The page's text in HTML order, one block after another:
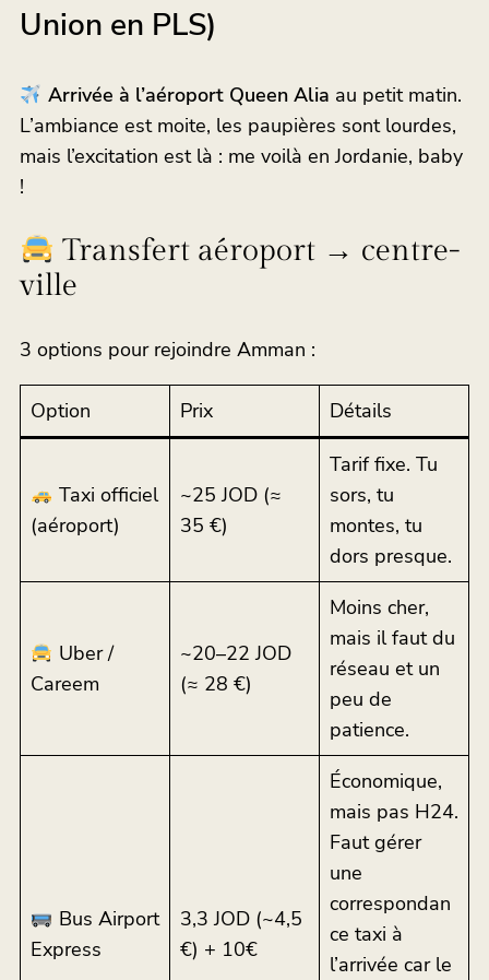
Union en PLS)
Arrivée à l’aéroport Queen Alia au petit matin.
L’ambiance est moite, les paupières sont lourdes,
mais l’excitation est là : me voilà en Jordanie, baby
!
Transfert aéroport → centre-
ville
3 options pour rejoindre Amman :
Option Prix Détails
Taxi officiel
(aéroport)
~25 JOD (≈
35 €)
Tarif fixe. Tu
sors, tu
montes, tu
dors presque.
Uber /
Careem
~20–22 JOD
(≈ 28 €)
Moins cher,
mais il faut du
réseau et un
peu de
patience.
Bus Airport
Express
3,3 JOD (~4,5
€) + 10€
Économique,
mais pas H24.
Faut gérer
une
correspondan
ce taxi à
l’arrivée car le